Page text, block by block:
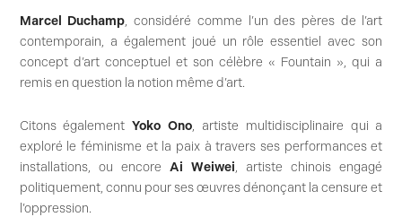
Marcel Duchamp, considéré comme l’un des pères de l’art
contemporain, a également joué un rôle essentiel avec son
concept d’art conceptuel et son célèbre « Fountain », qui a
remis en question la notion même d’art.
Citons égalementYoko Ono, artiste multidisciplinaire qui a
exploré le féminisme et la paix à travers ses performances et
installations, ou encore Ai Weiwei, artiste chinois engagé
politiquement, connu pour ses œuvres dénonçant la censure et
l’oppression.